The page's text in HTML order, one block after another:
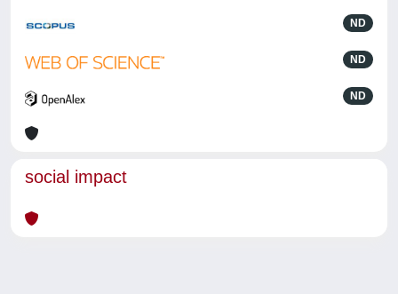
ND
ND
ND
social impact